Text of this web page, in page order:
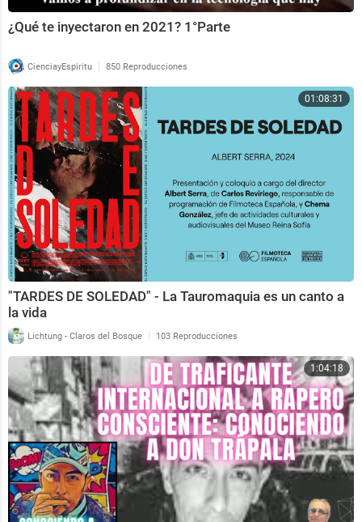
¿Qué te inyectaron en 2021? 1°Parte
CienciayEspiritu | 850 Reproducciones
01:08:31
"TARDES DE SOLEDAD" - La Tauromaquia es un canto a
la vida
Lichtung - Claros del Bosque | 103 Reproducciones
1:04:18